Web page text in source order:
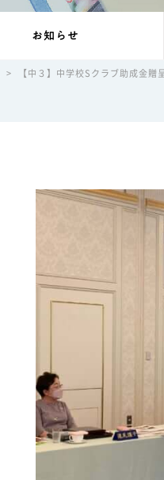
お知らせ
> 【中３】中学校Sクラブ助成金贈